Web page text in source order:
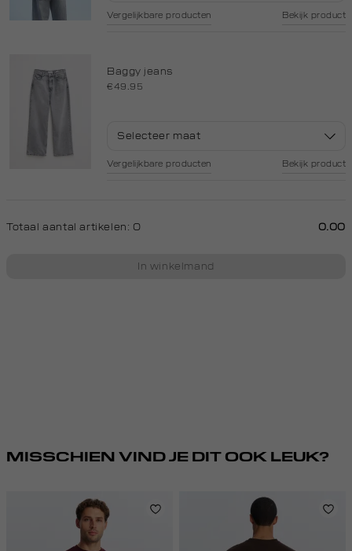
Vergelijkbare producten Bekijk product
Baggy jeans
€49.95
Selecteer maat
Vergelijkbare producten Bekijk product
Totaal aantal artikelen: 0 0.00
In winkelmand
MISSCHIEN VIND JE DIT OOK LEUK?